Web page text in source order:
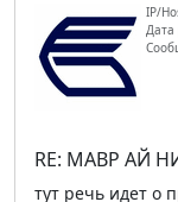
IP/
Дата
RE: МАВР АЙ
тут речь идет о